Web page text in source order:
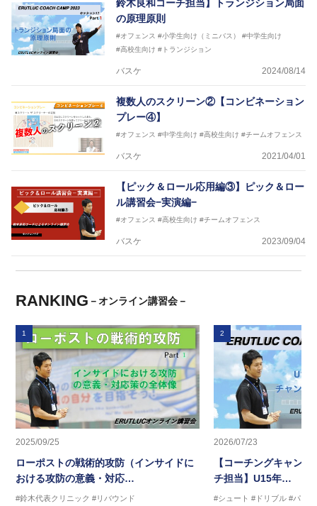
鈴木良和コーチ担当】トランジション局面
の原理原則
#オフェンス #小学生向け（ミニバス）
#中学生向け
#高校生向け #トランジション
バスケ 2024/08/14
複数人のスクリーン②【コンビネーション
プレー④】
#オフェンス #中学生向け #高校生向け #チームオフェンス
バスケ 2021/04/01
【ピック＆ロール応用編③】ピック＆ロー
ル講習会−実演編−
#オフェンス #高校生向け #チームオフェンス
バスケ 2023/09/04
RANKING －オンライン講習会－
1
2025/09/25
ローポストの戦術的攻防（インサイドに
おける攻防の意義・対応…
#鈴木代表クリニック #リバウンド
2
2026/07/23
【コーチングキャン
チ担当】U15年…
#シュート #ドリブル #パス